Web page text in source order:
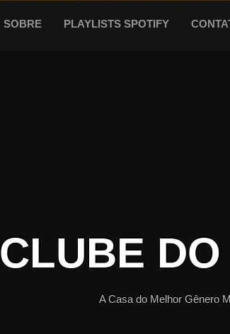
SOBRE PLAYLISTS SPOTIFY
CLUBE
A Casa do Melhor Gênero